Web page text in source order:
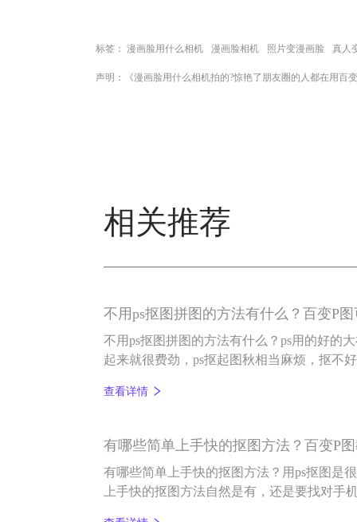
标签： 漫画脸用什么相机 漫画脸相机 照片变漫画脸 真人
声明：《漫画脸用什么相机拍的?惊艳了朋友圈的人都在用百
相关推荐
不用ps抠图拼图的方法有什么？百变P
不用ps抠图拼图的方法有什么？ps用的好的
起来就很费劲，ps抠起图秋相当麻烦，抠不
图软件，一键可以抠图，如果是抠完图换背
查看详情
有哪些简单上手快的抠图方法？百变P
有哪些简单上手快的抠图方法？用ps抠图是
上手快的抠图方法自然是有，还是要找对手